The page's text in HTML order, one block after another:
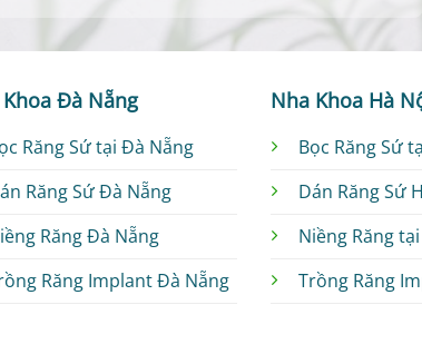
Đà Nẵng
Răng Sứ tại Đà Nẵng
Răng Sứ Đà Nẵng
Răng Đà Nẵng
Răng Implant Đà Nẵng
Nha Khoa Hà
Bọc Răng Sứ
Dán Răng Sứ
Niềng Răng
Trồng Răng